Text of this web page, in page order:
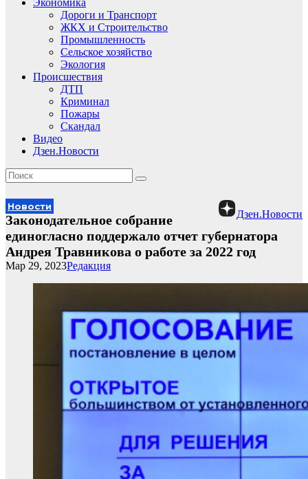
Экономика
Дороги и Транспорт
ЖКХ и Строительство
Промышленность
Сельское хозяйство
Экология
Происшествия
ДТП
Криминал
Пожары
Скандал
Видео
Дзен.Новости
Дзен.Новости
Новости
Законодательное собрание
единогласно поддержало отчет губернатора
Андрея Травникова о работе за 2022 год
Редакция
Мар 29, 2023